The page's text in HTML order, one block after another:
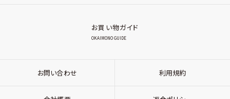
お買い物ガイド
OKAIMONO GUIDE
お問い合わせ 利用規約